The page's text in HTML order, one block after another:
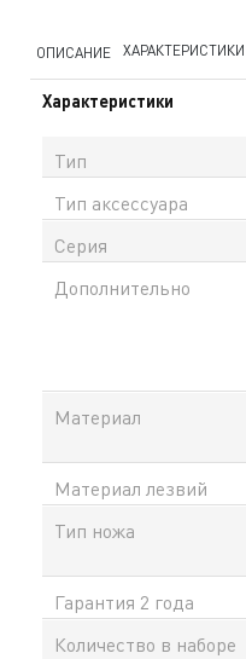
ОПИСАНИЕ ХАРАКТЕРИСТИКИ
Характеристики
Тип
Тип аксессуара
Серия
Дополнительно
Материал
Материал лезвий
Тип ножа
Гарантия 2 года
Количество в наборе